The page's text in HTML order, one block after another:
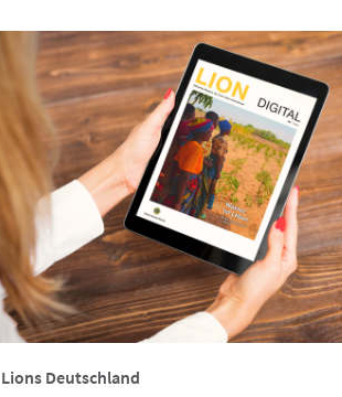
Lions Deutschland